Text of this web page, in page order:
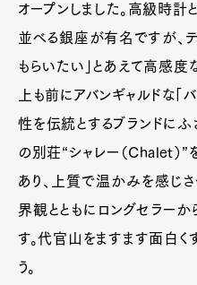
オープンしました。高級時計
並べる銀座が有名ですが、
もらいたい」とあえて高感
上も前にアバンギャルドな「
性を伝統とするブランドにふ
の別荘“シャレー（Chalet）
あり、上質で温かみを感じ
界観とともにロングセラー
す。代官山をますます面白く
う。